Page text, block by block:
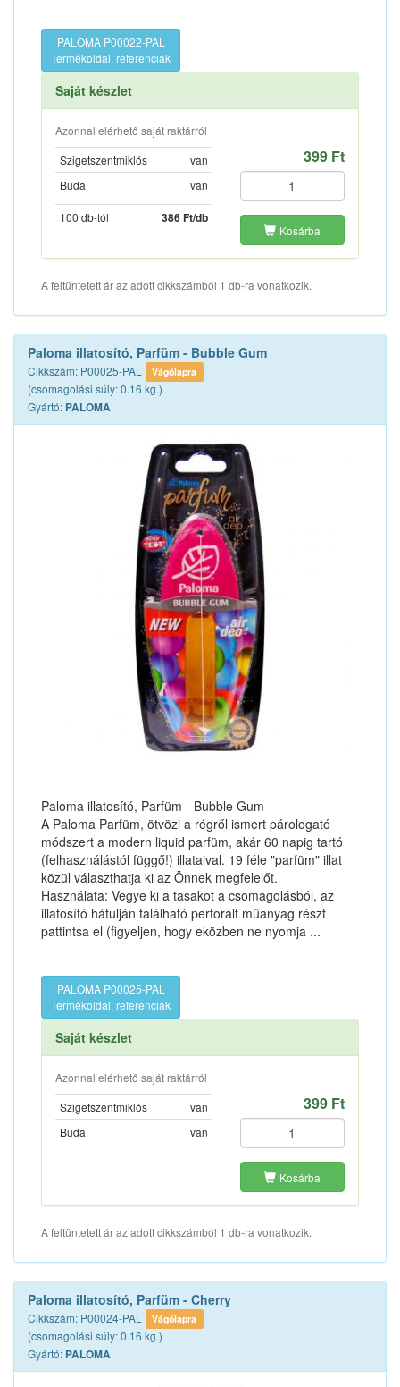
PALOMA P00022-PAL
Termékoldal, referenciák
Saját készlet
Azonnal elérhető saját raktárról
Szigetszentmiklós
van
Buda
van
100 db-tól 386 Ft/db
399 Ft
Kosárba
A feltüntetett ár az adott cikkszámból 1 db-ra vonatkozik.
Paloma illatosító, Parfüm - Bubble Gum
Cikkszám: P00025-PAL Vágólapra
(csomagolási súly: 0.16 kg.)
Gyártó: PALOMA
Paloma illatosító, Parfüm - Bubble Gum
A Paloma Parfüm, ötvözi a régről ismert párologató
módszert a modern liquid parfüm, akár 60 napig tartó
(felhasználástól függő!) illataival. 19 féle "parfüm" illat
közül választhatja ki az Önnek megfelelőt.
Használata: Vegye ki a tasakot a csomagolásból, az
illatosító hátulján található perforált műanyag részt
pattintsa el (figyeljen, hogy eközben ne nyomja ...
PALOMA P00025-PAL
Termékoldal, referenciák
Saját készlet
Azonnal elérhető saját raktárról
Szigetszentmiklós
van
Buda
van
399 Ft
Kosárba
A feltüntetett ár az adott cikkszámból 1 db-ra vonatkozik.
Paloma illatosító, Parfüm - Cherry
Cikkszám: P00024-PAL Vágólapra
(csomagolási súly: 0.16 kg.)
Gyártó: PALOMA